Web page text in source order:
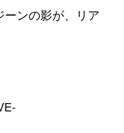
ンの影が、リア